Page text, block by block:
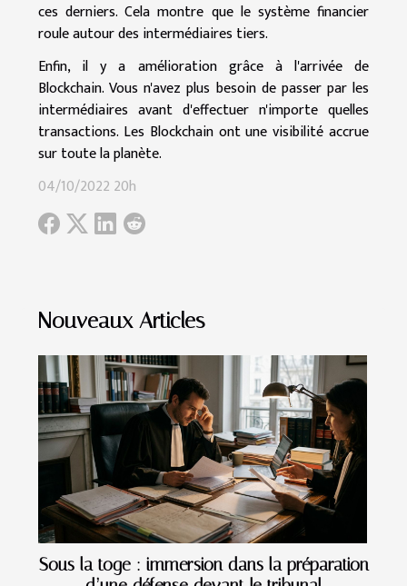
ces derniers. Cela montre que le système financier
roule autour des intermédiaires tiers.
Enfin, il y a amélioration grâce à l'arrivée de
Blockchain. Vous n'avez plus besoin de passer par les
intermédiaires avant d'effectuer n'importe quelles
transactions. Les Blockchain ont une visibilité accrue
sur toute la planète.
04/10/2022 20h
Nouveaux Articles
Sous la toge : immersion dans la préparation